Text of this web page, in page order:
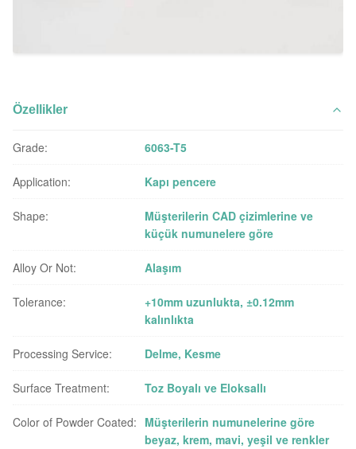
Özellikler
Grade: 6063-T5
Application: Kapı pencere
Shape:
Müşterilerin CAD çizimlerine ve
küçük numunelere göre
Alloy Or Not: Alaşım
Tolerance:
+10mm uzunlukta, ±0.12mm
kalınlıkta
Processing Service: Delme, Kesme
Surface Treatment: Toz Boyalı ve Eloksallı
Color of Powder Coated: Müşterilerin numunelerine göre
beyaz, krem, mavi, yeşil ve renkler